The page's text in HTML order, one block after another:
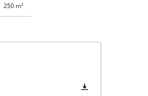
250 m²